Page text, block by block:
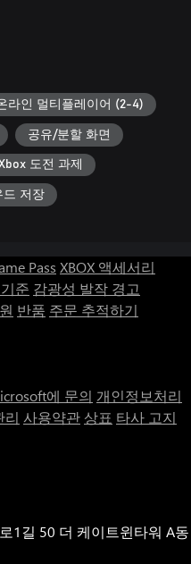
라인 멀티플레이어 (2-4)
공유/분할 화면
도전 과제
드 저장
Pass XBOX 액세서리
준 감광성 발작 경고
반품 주문 추적하기
에 문의 개인정보처리
리 사용약관 상표 타사 고지
1길 50 더 케이트윈타워 A동